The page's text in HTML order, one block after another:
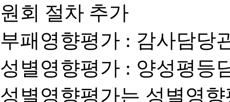
원회 절차 추가
부패영향평가 : 감사담당
성별영향평가 : 양성평등
성별영향평가는 성별영